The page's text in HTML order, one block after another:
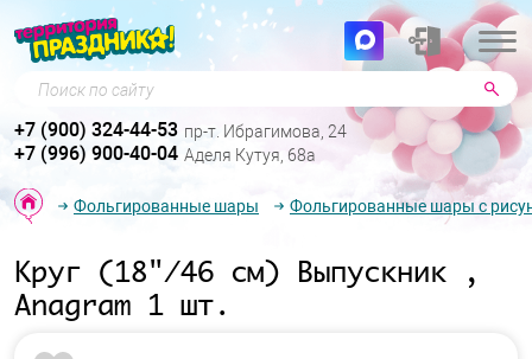
Поиск по сайту
+7 (900) 324-44-53 пр-т. Ибрагимова, 24
+7 (996) 900-40-04 Аделя Кутуя, 68а
Фольгированные шары Фольгированные шары с
Круг (18"/46 см) Выпускник ,
Anagram 1 шт.